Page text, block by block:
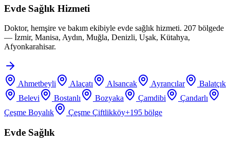
Evde Sağlık Hizmeti
Doktor, hemşire ve bakım ekibiyle evde sağlık hizmeti. 207 bölgede
— İzmir, Manisa, Aydın, Muğla, Denizli, Uşak, Kütahya,
Afyonkarahisar.
Ahmetbeyli Alaçatı Alsancak Ayrancılar
Balatçık
Belevi
Bostanlı Bozyaka Çamdibi
Çandarlı
Çeşme Boyalık
Çeşme Çiftlikköy+195 bölge
Evde Sağlık